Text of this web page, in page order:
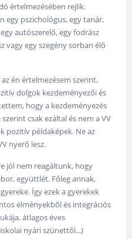
értelmezésében rejlik.
egy pszichológus, egy tanár,
autószerelő, egy fodrász
vagy egy szegény sorban élő
én értelmezésem szerint,
dolgok kezdeményezői és
hogy a kezdeményezés
csak ezáltal és nem a VV
pozitív példaképek. Ne az
nyerő lesz.
jól nem reagáltunk, hogy
együttlét. Főleg annak,
Így ezek a gyerekek
élményekből és integrációs
átlagos éves
nyári szünettől...)